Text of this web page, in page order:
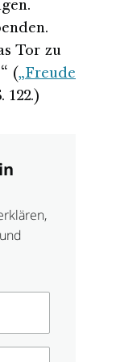
Tor zu
(„Freude
122.)